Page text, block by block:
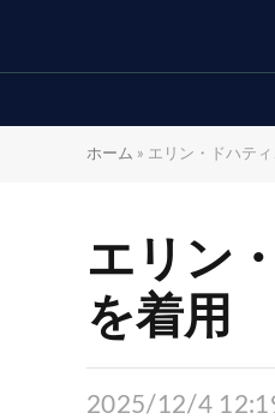
ホーム » エリン・ドハテ
エリン
を着用
2025/12/4